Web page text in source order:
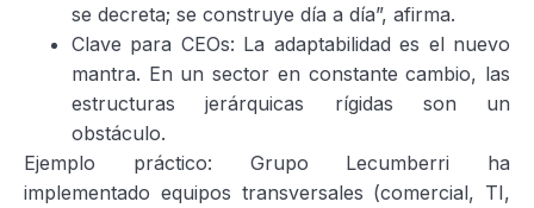
se decreta; se construye día a día”, afirma.
Clave para CEOs: La adaptabilidad es el nuevo
mantra. En un sector en constante cambio, las
estructuras jerárquicas rígidas son un
obstáculo.
Ejemplo práctico: Grupo Lecumberri ha
implementado equipos transversales (comercial, TI,